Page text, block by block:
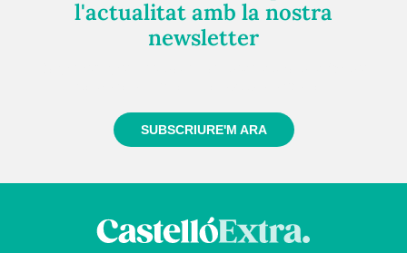
l'actualitat amb la nostra
newsletter
SUBSCRIURE'M ARA